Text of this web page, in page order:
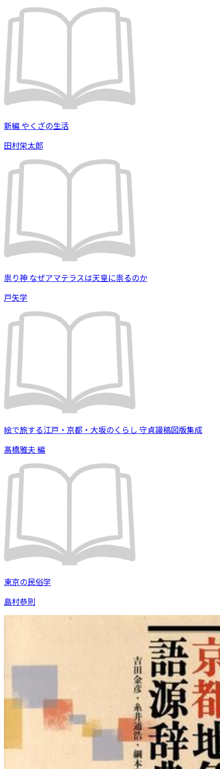
新編 やくざの生活
田村栄太郎
祟り神 なぜアマテラスは天皇に祟るのか
戸矢学
絵で旅する江戸・京都・大坂のくらし 守貞謾稿図版集成
髙橋雅夫 編
東京の民俗学
島村恭則